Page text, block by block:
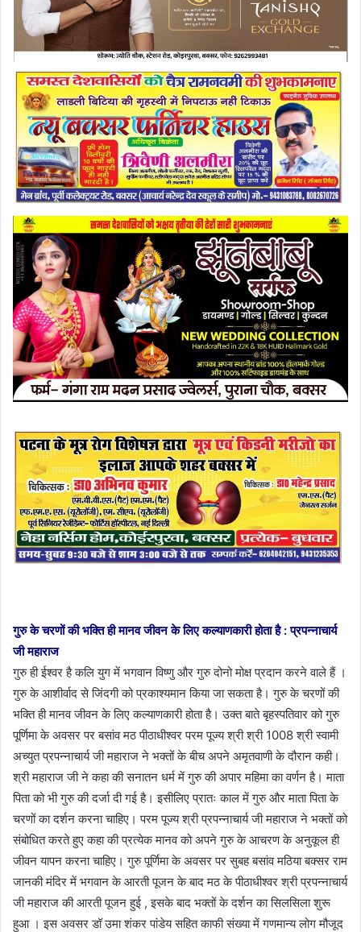
गुरु के चरणों की भक्ति ही मानव जीवन के लिए कल्याणकारी होता है : प्रपन्नाचार्य
जी महाराज
गुरु ही ईश्वर है कलि युग में भगवान विष्णु और गुरु दोनो मोक्ष प्रदान करने वाले हैं ।
गुरु के आशीर्वाद से जिंदगी को प्रकाश्यमान किया जा सकता है। गुरु के चरणों की
भक्ति ही मानव जीवन के लिए कल्याणकारी होता है। उक्त बाते बृहस्पतिवार को गुरु
पूर्णिमा के अवसर पर बसांव मठ पीठाधीश्वर परम पूज्य श्री श्री 1008 श्री स्वामी
अच्युत प्रपन्नाचार्य जी महाराज ने भक्तों के बीच अपने अमृतवाणी के दौरान कही।
श्री महाराज जी ने कहा की सनातन धर्म में गुरु की अपार महिमा का वर्णन है। माता
पिता को भी गुरु की दर्जा दी गई है। इसीलिए प्रातः काल में गुरु और माता पिता के
चरणों का दर्शन करना चाहिए। परम पूज्य श्री प्रपन्नाचार्य जी महाराज ने भक्तों को
संबोधित करते हुए कहा की प्रत्येक मानव को अपने गुरु के आचरण के अनुकूल ही
जीवन यापन करना चाहिए। गुरु पूर्णिमा के अवसर पर सुबह बसांव मठिया बक्सर राम
जानकी मंदिर में भगवान के आरती पूजन के बाद मठ के पीठाधीश्वर श्री प्रपन्नाचार्य
जी महाराज की आरती पूजन हुई , इसके बाद भक्तों के दर्शन का सिलसिला शुरू
हुआ । इस अवसर डॉ उमा शंकर पांडेय सहित काफी संख्या में गणमान्य लोग मौजूद